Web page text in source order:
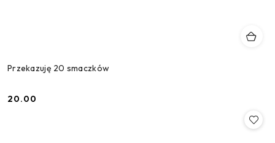
Przekazuję 20 smaczków
Cena:
20.00